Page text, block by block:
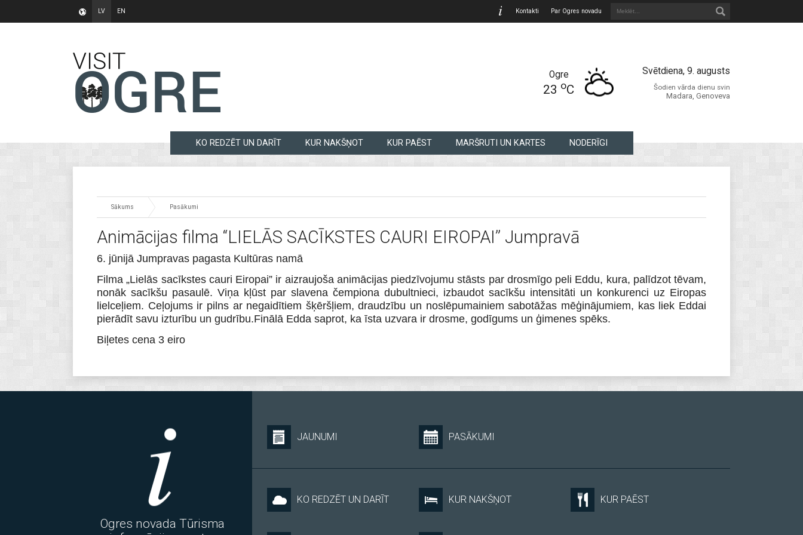
LV EN Kontakti Par Ogres novadu
Ogre
23 oC
Svētdiena, 9. augusts
Šodien vārda dienu svin
Madara, Genoveva
KO REDZĒT UN DARĪT KUR NAKŠŅOT KUR PAĒST MARŠRUTI UN KARTES NODERĪGI
Sākums Pasākumi
Animācijas filma “LIELĀS SACĪKSTES CAURI EIROPAI’’ Jumpravā
6. jūnijā Jumpravas pagasta Kultūras namā
Filma „Lielās sacīkstes cauri Eiropai” ir aizraujoša animācijas piedzīvojumu stāsts par drosmīgo peli Eddu, kura, palīdzot tēvam,
nonāk sacīkšu pasaulē. Viņa kļūst par slavena čempiona dubultnieci, izbaudot sacīkšu intensitāti un konkurenci uz Eiropas
lielceļiem. Ceļojums ir pilns ar negaidītiem šķēršļiem, draudzību un noslēpumainiem sabotāžas mēģinājumiem, kas liek Eddai
pierādīt savu izturību un gudrību.Finālā Edda saprot, ka īsta uzvara ir drosme, godīgums un ģimenes spēks.
Biļetes cena 3 eiro
Ogres novada Tūrisma
JAUNUMI PASĀKUMI
KO REDZĒT UN DARĪT KUR NAKŠŅOT KUR PAĒST